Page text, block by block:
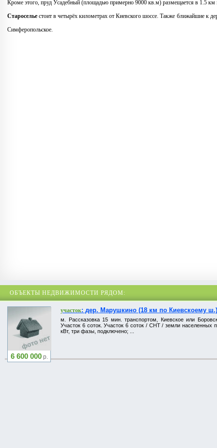
Кроме этого, пруд Усадебный (площадью примерно 9000 кв.м) размещается в 1.5 км
Староселье стоит в четырёх километрах от Киевского шоссе. Также ближайшие к
Симферопольское.
ОБЪЕКТЫ НЕДВИЖИМОСТИ РЯДОМ:
6 600 000р.
участок: дер. Марушкино (18 км по Киевскоему ш.)
м. Рассказовка 15 мин. транспортом, Киевское или
Участок 6 соток. Участок 6 соток / СНТ / земли населенных
кВт, три фазы, подключено; ...